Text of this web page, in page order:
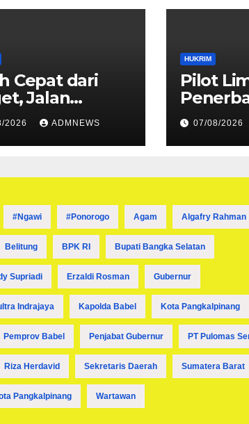
Cepat dari
Jalan
Sungai
Dibuka
2026 ADMNEWS
HUKRIM
Pilot
Mati
07/08/2026
#ngawi #ponorogo Agam Algafry Rahman
Belitung BPK RI Bupati Bangka Selatan
Supriadi Erzaldi Rosman Gubernur
Indrajaya Kapolda Babel Kota Pangkalpinang
Pemprov Babel Penjabat Gubernur PT Pulomas
Riza Herdavid Sekretaris Daerah Sumatera Barat
Pangkalpinang Wartawan